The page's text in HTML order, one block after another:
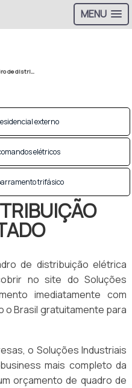
MENU
quadro de distribuição elétrica montado
externo
elétricos
trifásico
de distribuição elétrica
no site do Soluções
imediatamente com
o Brasil gratuitamente para
o Soluções Industriais
mais completo da
orçamento de quadro de